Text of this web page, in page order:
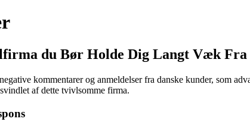
du Bør Holde Dig Langt Væk Fra
kommentarer og anmeldelser fra danske kunder, som
af dette tvivlsomme firma.